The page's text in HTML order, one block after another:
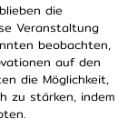
die
Veranstaltung
beobachten,
auf den
die Möglichkeit,
zu stärken, indem